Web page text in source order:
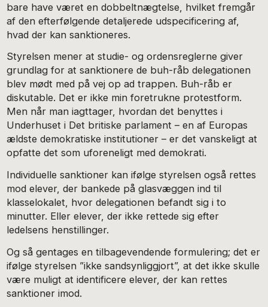
bare have været en dobbeltnægtelse, hvilket fremgår
af den efterfølgende detaljerede udspecificering af,
hvad der kan sanktioneres.
Styrelsen mener at studie- og ordensreglerne giver
grundlag for at sanktionere de buh-råb delegationen
blev mødt med på vej op ad trappen. Buh-råb er
diskutable. Det er ikke min foretrukne protestform.
Men når man iagttager, hvordan det benyttes i
Underhuset i Det britiske parlament – en af Europas
ældste demokratiske institutioner – er det vanskeligt at
opfatte det som uforeneligt med demokrati.
Individuelle sanktioner kan ifølge styrelsen også rettes
mod elever, der bankede på glasvæggen ind til
klasselokalet, hvor delegationen befandt sig i to
minutter. Eller elever, der ikke rettede sig efter
ledelsens henstillinger.
Og så gentages en tilbagevendende formulering; det er
ifølge styrelsen ”ikke sandsynliggjort”, at det ikke skulle
være muligt at identificere elever, der kan rettes
sanktioner imod.